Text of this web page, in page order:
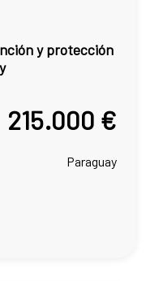
y protección
215.000 €
Paraguay